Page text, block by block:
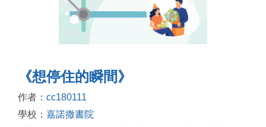
《想停住的瞬間》
作者： cc180111
學校： 嘉諾撒書院